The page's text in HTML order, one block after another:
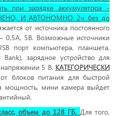
при зарядке аккумулятора -
И АВТОНОМНО 2ч без до
от источника постоянного
0,5А, 5В. Возможные источники
порт компьютера, планшета,
зарядное устройство для
5 В. КАТЕГОРИЧЕСКИ
блоков питания для быстрой
мощность, мини камера выйдет
объем до 128 ГБ. Для того,